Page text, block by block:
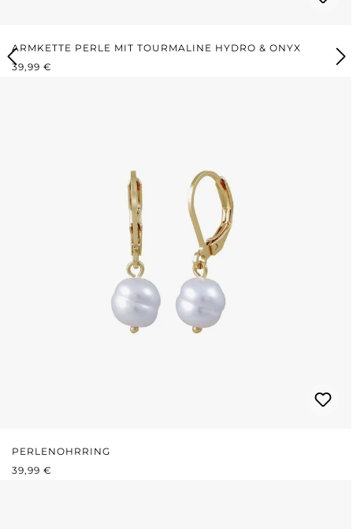
ARMKETTE PERLE MIT TOURMALINE HYDRO & ONYX
REGULÄRER PREIS:
39,99 €
PERLENOHRRING
REGULÄRER PREIS:
39,99 €